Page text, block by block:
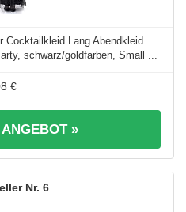
Cocktailkleid Lang Abendkleid
schwarz/goldfarben, Small ...
€
»
6